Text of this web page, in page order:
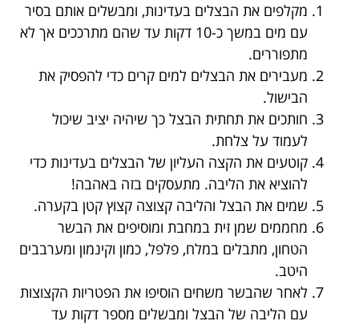
מקלפים את הבצלים בעדינות, ומבשלים אותם בסיר
עם מים במשך כ-10 דקות עד שהם מתרככים אך לא
מתפוררים.
מעבירים את הבצלים למים קרים כדי להפסיק את
הבישול.
חותכים את תחתית הבצל כך שיהיה יציב שיכול
לעמוד על צלחת.
קוטעים את הקצה העליון של הבצלים בעדינות כדי
להוציא את הליבה. מתעסקים בזה באהבה!
שמים את הבצל והליבה קצוצה קצוץ קטן בקערה.
מחממים שמן זית במחבת ומוסיפים את הבשר
הטחון, מתבלים במלח, פלפל, כמון וקינמון ומערבבים
היטב.
לאחר שהבשר משחים הוסיפו את הפטריות הקצוצות
עם הליבה של הבצל ומבשלים מספר דקות עד